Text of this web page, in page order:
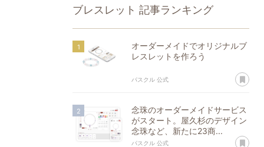
ブレスレット 記事ランキング
オーダーメイドでオリジナルブ
レスレットを作ろう
パスクル 公式 あ
念珠のオーダーメイドサービス
がスタート。屋久杉のデザイン
念珠など、新たに23商...
パスクル 公式 あ